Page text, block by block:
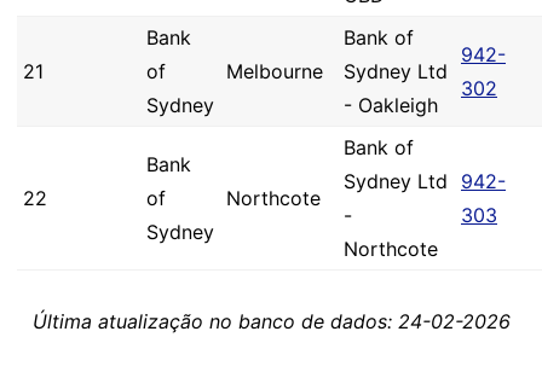
21
Bank
of
Sydney
Melbourne
Bank of
Sydney Ltd
- Oakleigh
942-
302
22
Bank
of
Sydney
Northcote
Bank of
Sydney Ltd
-
Northcote
942-
303
Última atualização no banco de dados: 24-02-2026